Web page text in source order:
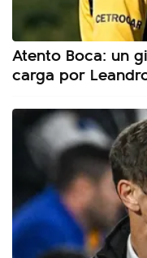
Atento Boca: un
carga por